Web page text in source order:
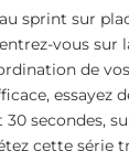
sprint sur
vous sur
de
essayez
secondes,
cette série